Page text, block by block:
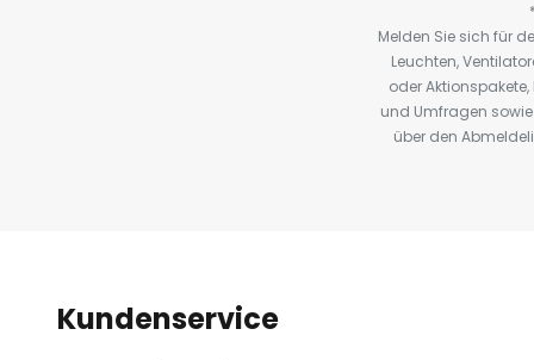
Melden Sie sich für
Leuchten,
oder
und Umfragen
über den
Kundenservice